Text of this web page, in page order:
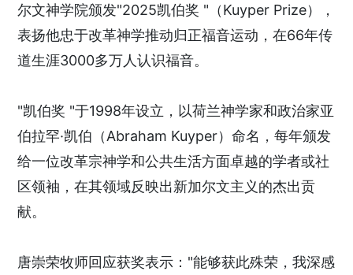
尔文神学院颁发"2025凯伯奖 "（Kuyper Prize），
表扬他忠于改革神学推动归正福音运动，在66年传
道生涯3000多万人认识福音。
"凯伯奖 "于1998年设立，以荷兰神学家和政治家亚
伯拉罕·凯伯（Abraham Kuyper）命名，每年颁发
给一位改革宗神学和公共生活方面卓越的学者或社
区领袖，在其领域反映出新加尔文主义的杰出贡
献。
唐崇荣牧师回应获奖表示："能够获此殊荣，我深感